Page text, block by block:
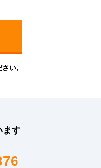
い。
ます